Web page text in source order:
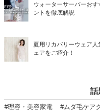
ウォーターサーバーお
ントを徹底解説
夏用リカバリーウェア
ェアをご紹介！
話
#理容・美容家電 #ムダ毛ケア